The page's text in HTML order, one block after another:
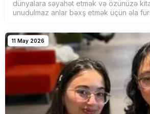
dünyalara səyahət etmək və özünüzə
unudulmaz anlar bəxş etmək üçün əla
11 May 2026